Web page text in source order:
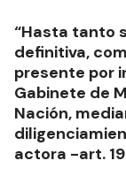
“Hasta tanto
definitiva,
presente por
Gabinete de
Nación,
actora -art.